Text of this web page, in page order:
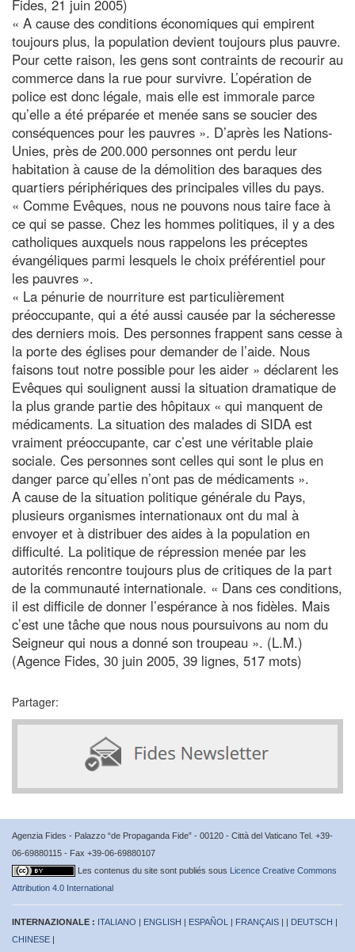
Fides, 21 juin 2005)
« A cause des conditions économiques qui empirent
toujours plus, la population devient toujours plus pauvre.
Pour cette raison, les gens sont contraints de recourir au
commerce dans la rue pour survivre. L’opération de
police est donc légale, mais elle est immorale parce
qu’elle a été préparée et menée sans se soucier des
conséquences pour les pauvres ». D’après les Nations-
Unies, près de 200.000 personnes ont perdu leur
habitation à cause de la démolition des baraques des
quartiers périphériques des principales villes du pays.
« Comme Evêques, nous ne pouvons nous taire face à
ce qui se passe. Chez les hommes politiques, il y a des
catholiques auxquels nous rappelons les préceptes
évangéliques parmi lesquels le choix préférentiel pour
les pauvres ».
« La pénurie de nourriture est particulièrement
préoccupante, qui a été aussi causée par la sécheresse
des derniers mois. Des personnes frappent sans cesse à
la porte des églises pour demander de l’aide. Nous
faisons tout notre possible pour les aider » déclarent les
Evêques qui soulignent aussi la situation dramatique de
la plus grande partie des hôpitaux « qui manquent de
médicaments. La situation des malades di SIDA est
vraiment préoccupante, car c’est une véritable plaie
sociale. Ces personnes sont celles qui sont le plus en
danger parce qu’elles n’ont pas de médicaments ».
A cause de la situation politique générale du Pays,
plusieurs organismes internationaux ont du mal à
envoyer et à distribuer des aides à la population en
difficulté. La politique de répression menée par les
autorités rencontre toujours plus de critiques de la part
de la communauté internationale. « Dans ces conditions,
il est difficile de donner l’espérance à nos fidèles. Mais
c’est une tâche que nous nous poursuivons au nom du
Seigneur qui nous a donné son troupeau ». (L.M.)
(Agence Fides, 30 juin 2005, 39 lignes, 517 mots)
Partager:
Agenzia Fides - Palazzo “de Propaganda Fide” - 00120 - Città del Vaticano Tel. +39-
06-69880115 - Fax +39-06-69880107
Les contenus du site sont publiés sous Licence Creative Commons
Attribution 4.0 International
INTERNAZIONALE : ITALIANO | ENGLISH | ESPAÑOL | FRANÇAIS | | DEUTSCH |
CHINESE |